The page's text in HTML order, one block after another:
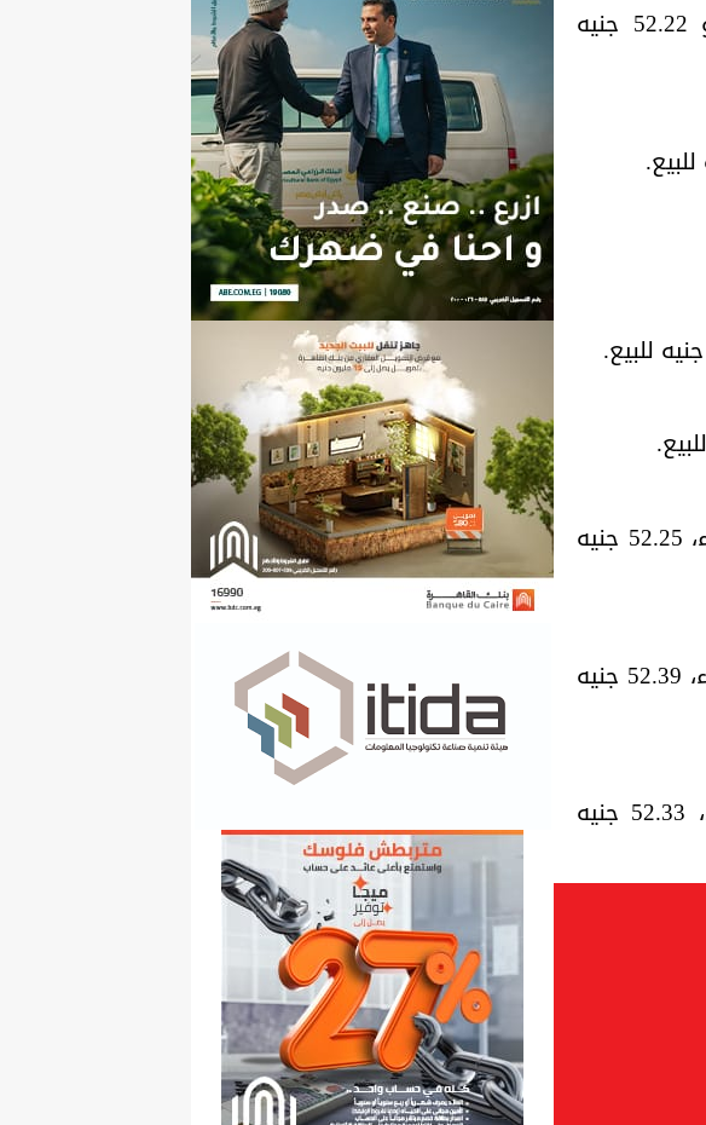
سجل متوسط سعر الدولار مقابل الجنيه اليوم الإثنين 1-6-2026، نحو 52.22 جنيه
وسجل سعر الدولار في بنك فيصل الإسلامي المصري 52.15 جنيه للشراء، 52.25 جنيه
سجل سعر الدولار في مصرف أبوظبي الإسلامي -مصر 52.29 جنيه للشراء، 52.39 جنيه
سجل سعر الدولار بالبنك العربي الأفريقي الدولي 52.23 جنيه للشراء، 52.33 جنيه